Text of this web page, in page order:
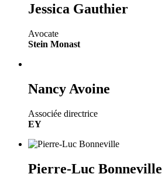
Jessica Gauthier
Avocate
Stein Monast
Nancy Avoine
Associée directrice
EY
Pierre-Luc Bonneville